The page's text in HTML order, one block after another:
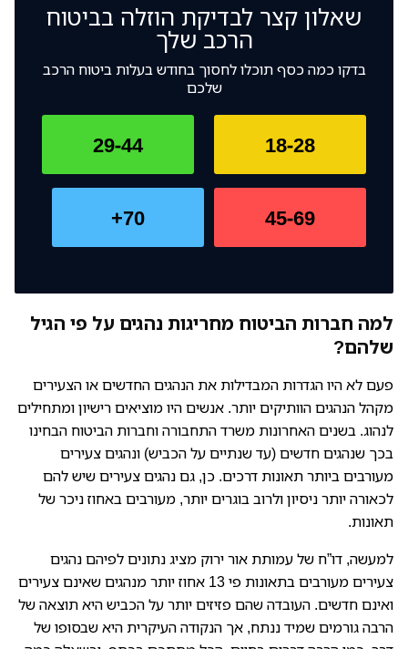
שאלון קצר לבדיקת הוזלה בביטוח
הרכב שלך
בדקו כמה כסף תוכלו לחסוך בחודש בעלות ביטוח הרכב
שלכם
18-28
29-44
45-69
70+
למה חברות הביטוח מחריגות נהגים על פי הגיל
שלהם?
פעם לא היו הגדרות המבדילות את הנהגים החדשים או הצעירים
מקהל הנהגים הוותיקים יותר. אנשים היו מוציאים רישיון ומתחילים
לנהוג. בשנים האחרונות משרד התחבורה וחברות הביטוח הבחינו
בכך שנהגים חדשים (עד שנתיים על הכביש) ונהגים צעירים
מעורבים ביותר תאונות דרכים. כן, גם נהגים צעירים שיש להם
לכאורה יותר ניסיון ולרוב בוגרים יותר, מעורבים באחוז ניכר של
תאונות.
למעשה, דו”ח של עמותת אור ירוק מציג נתונים לפיהם נהגים
צעירים מעורבים בתאונות פי 13 אחוז יותר מנהגים שאינם צעירים
ואינם חדשים. העובדה שהם פזיזים יותר על הכביש היא תוצאה של
הרבה גורמים שמיד ננתח, אך הנקודה העיקרית היא שבסופו של